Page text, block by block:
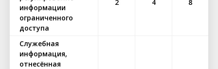
информации
ограниченного
доступа
2 4 8
Служебная
информация,
отнесённая